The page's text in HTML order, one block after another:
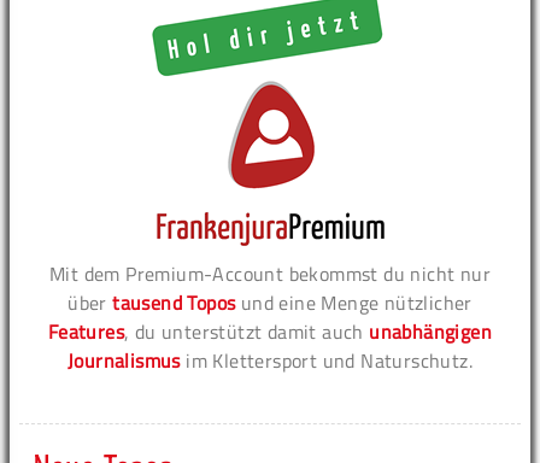
Mit dem Premium-Account bekommst du nicht nur
übertausend Toposund eine Menge nützlicher
Features, du unterstützt damit auch unabhängigen
Journalismusim Klettersport und Naturschutz.